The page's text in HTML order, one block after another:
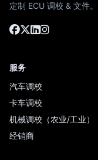
定制 ECU 调校 & 文件。
服务
汽车调校
卡车调校
机械调校（农业/工业）
经销商